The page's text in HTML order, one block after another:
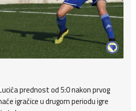
prednost od 5:0 nakon prvog
igračice u drugom periodu igre